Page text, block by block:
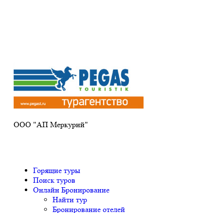
ООО "АП Меркурий"
Горящие туры
Поиск туров
Онлайн Бронирование
Найти тур
Бронирование отелей